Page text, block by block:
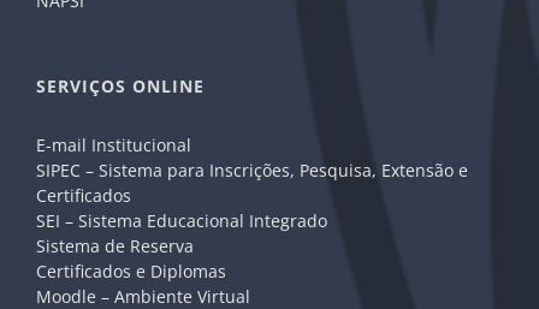
SERVIÇOS ONLINE
E-mail Institucional
SIPEC – Sistema para Inscrições, Pesquisa, Extensão e
Certificados
SEI – Sistema Educacional Integrado
Sistema de Reserva
Certificados e Diplomas
Moodle – Ambiente Virtual